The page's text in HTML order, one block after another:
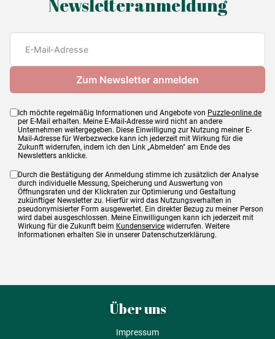
Newsletteranmeldung
Ich möchte regelmäßig Informationen und Angebote von Puzzle-online.de
per E-Mail erhalten. Meine E-Mail-Adresse wird nicht an andere
Unternehmen weitergegeben. Diese Einwilligung zur Nutzung meiner E-
Mail-Adresse für Werbezwecke kann ich jederzeit mit Wirkung für die
Zukunft widerrufen, indem ich den Link „Abmelden" am Ende des
Newsletters anklicke.
Durch die Bestätigung der Anmeldung stimme ich zusätzlich der Analyse
durch individuelle Messung, Speicherung und Auswertung von
Öffnungsraten und der Klickraten zur Optimierung und Gestaltung
zukünftiger Newsletter zu. Hierfür wird das Nutzungsverhalten in
pseudonymisierter Form ausgewertet. Ein direkter Bezug zu meiner Person
wird dabei ausgeschlossen. Meine Einwilligungen kann ich jederzeit mit
Wirkung für die Zukunft beim Kundenservice widerrufen. Weitere
Informationen erhalten Sie in unserer Datenschutzerklärung.
Über uns
Impressum